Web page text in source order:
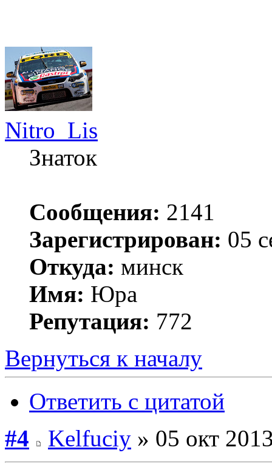
Nitro_Lis
Знаток
Сообщения: 2141
Зарегистрирован: 05
Откуда: минск
Имя: Юра
Репутация: 772
Вернуться к началу
Ответить с цитатой
#4
Kelfuciy » 05 окт